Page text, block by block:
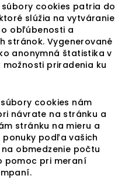
cookies patria do
slúžia na vytváranie
obľúbenosti a
stránok. Vygenerované
anonymná štatistika v
priradenia ku
cookies nám
návrate na stránku a
stránku na mieru a
ponuky podľa vašich
obmedzenie počtu
pomoc pri meraní